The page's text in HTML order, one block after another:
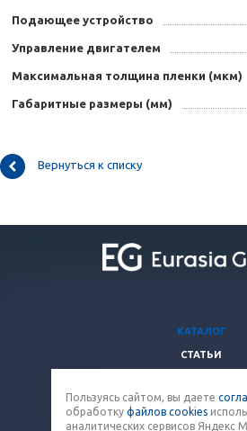
Подающее устройство
Управление двигателем
Максимальная толщина пленки (мкм)
Габаритные размеры (мм)
Вернуться к списку
КАТАЛОГ
СТАТЬИ
КОМПАНИЯ
КОНТАКТЫ
Пользуясь сайтом, вы даете
обработку файлов cookies
аналитических сервисов Яндекс